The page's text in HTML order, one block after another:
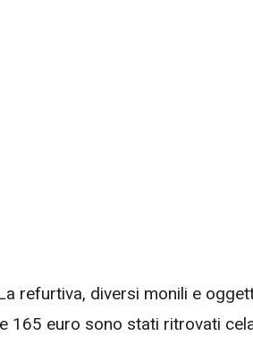
refurtiva, diversi monili e
165 euro sono stati ritrovati